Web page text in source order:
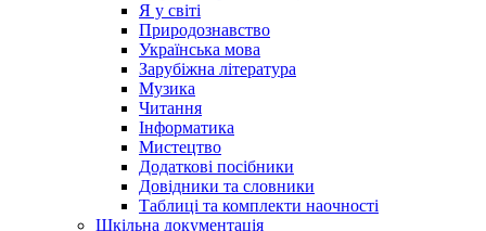
Я у світі
Природознавство
Українська мова
Зарубіжна література
Музика
Читання
Інформатика
Мистецтво
Додаткові посібники
Довідники та словники
Таблиці та комплекти наочності
Шкільна документація